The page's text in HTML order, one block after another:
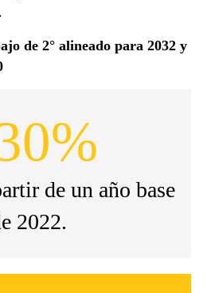
de 2° alineado para 2032 y
de un año base
2022.